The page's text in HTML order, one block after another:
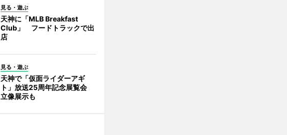
見る・遊ぶ
天神に「MLB Breakfast
Club」 フードトラックで出
店
見る・遊ぶ
天神で「仮面ライダーアギ
ト」放送25周年記念展覧会
立像展示も